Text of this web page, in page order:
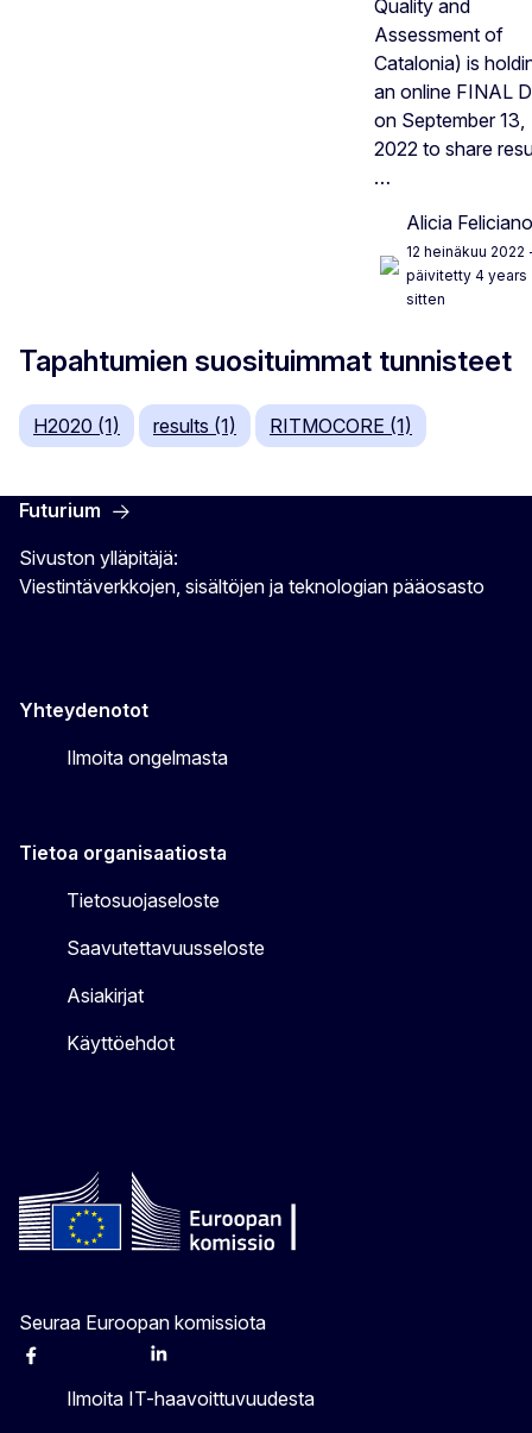
Quality and
Assessment of
Catalonia) is
an online FINAL
on September 13,
2022 to share
…
Alicia Feliciano
12 heinäkuu 2022
päivitetty 4 years
sitten
Tapahtumien suosituimmat tunnisteet
H2020 (1) results (1) RITMOCORE (1)
Futurium
Sivuston ylläpitäjä:
Viestintäverkkojen, sisältöjen ja teknologian pääosasto
Yhteydenotot
Ilmoita ongelmasta
Tietoa organisaatiosta
Tietosuojaseloste
Saavutettavuusseloste
Asiakirjat
Käyttöehdot
Seuraa Euroopan komissiota
Facebook Linkedin
Ilmoita IT-haavoittuvuudesta